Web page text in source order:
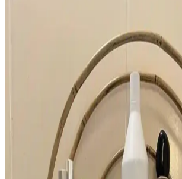
versiyonları arasındaki formül ve tasarım
deneyimleri ve şişe etiketlerinin önemi detaylı
Lattafa Parfümleri: Kalite,
Fiyat-Performans Değerlendirmesi
Lattafa parfümleri uygun fiyatları ve çeşitli
çekiyor. Kullanıcı deneyimleri kalite ve
gösterirken, macerasyon süreci öneriliyor.
İlkbahar İçin Katmanlı Parfüm ve
Önerileriyle Ferah Aromalar